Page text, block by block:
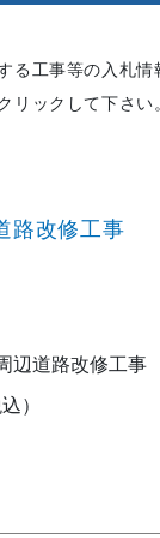
る工事等の入札情
リックして下さい
路改修工事
辺道路改修工事
）